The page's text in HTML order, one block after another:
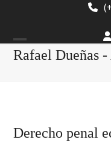
content
Rafael Dueñas
Open
Close
Derecho penal